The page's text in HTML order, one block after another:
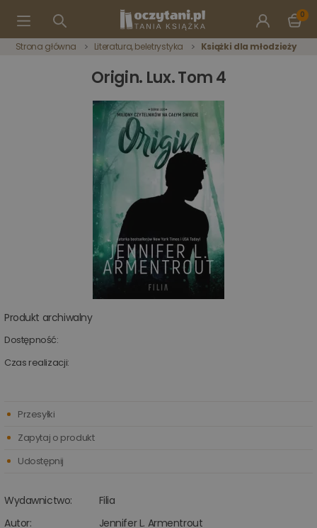
0
Strona główna Literatura, beletrystyka Książki dla młodzieży
Origin. Lux. Tom 4
Produkt archiwalny
Dostępność:
Czas realizacji:
Wydawnictwo:
Filia
Autor:
Jennifer L. Armentrout
Przesyłki
Zapytaj o produkt
Udostępnij